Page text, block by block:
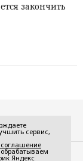
закончить
сервис,
соглашение
Яндекс